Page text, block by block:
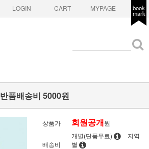
LOGIN CART MYPAGE book
mark
반품배송비 5000원
상품가 회원공개원
배송비
개별(단품무료)
지역
별